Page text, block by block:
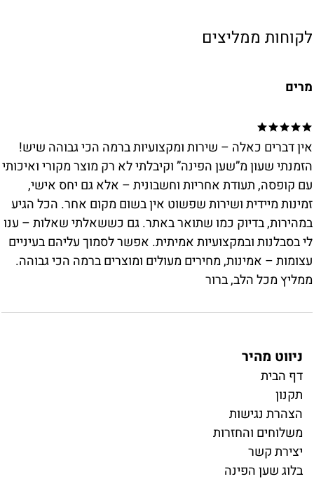
לקוחות ממליצים
מרים
אין דברים כאלה – שירות ומקצועיות ברמה הכי גבוהה שיש!
הזמנתי שעון מ”שען הפינה” וקיבלתי לא רק מוצר מקורי ואיכותי
עם קופסה, תעודת אחריות וחשבונית – אלא גם יחס אישי,
זמינות מיידית ושירות שפשוט אין בשום מקום אחר. הכל הגיע
במהירות, בדיוק כמו שתואר באתר. גם כששאלתי שאלות – ענו
לי בסבלנות ובמקצועיות אמיתית. אפשר לסמוך עליהם בעיניים
עצומות – אמינות, מחירים מעולים ומוצרים ברמה הכי גבוהה.
ממליץ מכל הלב, ברור
ניווט מהיר
דף הבית
תקנון
הצהרת נגישות
משלוחים והחזרות
יצירת קשר
בלוג שען הפינה